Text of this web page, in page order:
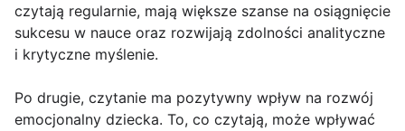
czytają regularnie, mają większe szanse na osiągnięcie
sukcesu w nauce oraz rozwijają zdolności analityczne
i krytyczne myślenie.
Po drugie, czytanie ma pozytywny wpływ na rozwój
emocjonalny dziecka. To, co czytają, może wpływać